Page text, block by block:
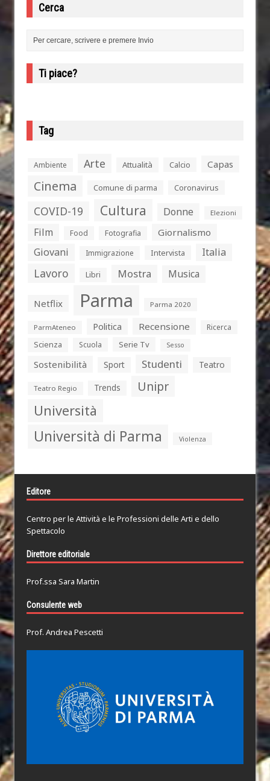
Cerca
Ti piace?
Tag
Ambiente Arte Attualità Calcio Capas
Cinema Comune di parma Coronavirus
COVID-19 Cultura Donne Elezioni
Film Food Fotografia Giornalismo
Giovani Immigrazione Intervista Italia
Lavoro Libri Mostra Musica
Netflix Parma Parma 2020
ParmAteneo Politica Recensione
Ricerca
Scienza
Scuola Serie Tv Sesso
Sostenibilità Sport Studenti Teatro
Teatro Regio Trends Unipr
Università
Università di Parma Violenza
Editore
Centro per le Attività e le Professioni delle Arti e dello
Spettacolo
Direttore editoriale
Prof.ssa Sara Martin
Consulente web
Prof. Andrea Pescetti